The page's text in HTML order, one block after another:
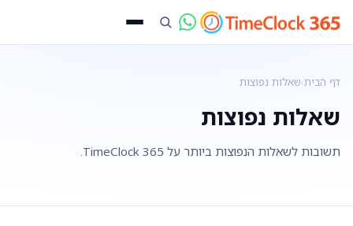
דף הבית›שאלות נפוצות
שאלות נפוצות
תשובות לשאלות הנפוצות ביותר על TimeClock 365.